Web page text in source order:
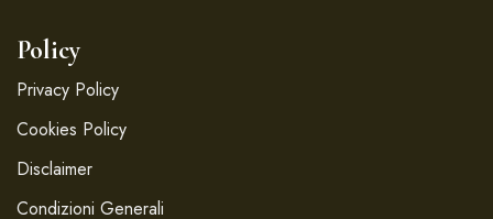
Policy
Privacy Policy
Cookies Policy
Disclaimer
Condizioni Generali